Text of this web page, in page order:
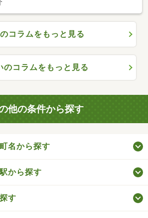
コラムをもっと見る
のコラムをもっと見る
他の条件から探す
名から探す
から探す
す